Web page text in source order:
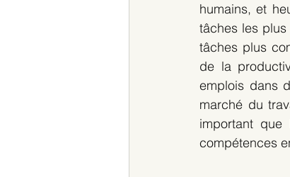
humains, et
tâches les
tâches plus
de la
emplois dans
marché du
important
compétences